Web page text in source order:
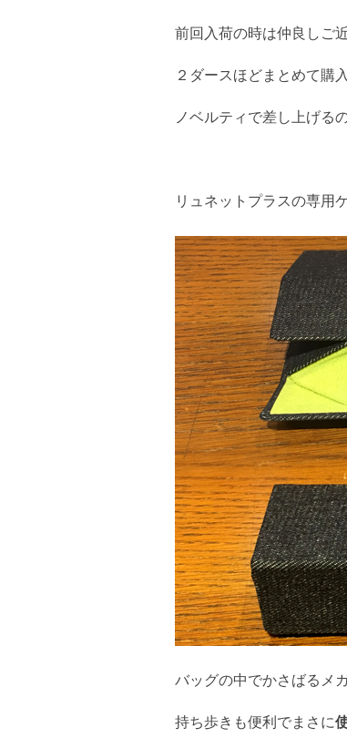
前回入荷の時は仲良しご
２ダースほどまとめて購
ノベルティで差し上げる
リュネットプラスの専用
バッグの中でかさばるメ
持ち歩きも便利でまさに